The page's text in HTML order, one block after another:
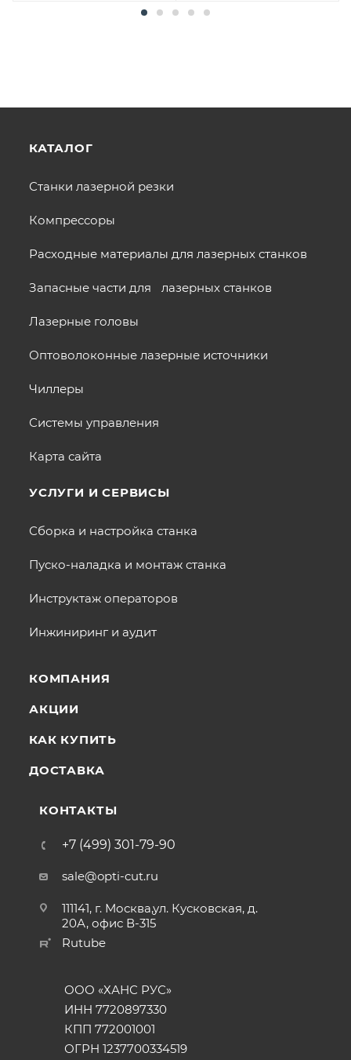
КАТАЛОГ
Станки лазерной резки
Компрессоры
Расходные материалы для лазерных станков
Запасные части для лазерных станков
Лазерные головы
Оптоволоконные лазерные источники
Чиллеры
Системы управления
Карта сайта
УСЛУГИ И СЕРВИСЫ
Сборка и настройка станка
Пуско-наладка и монтаж станка
Инструктаж операторов
Инжиниринг и аудит
КОМПАНИЯ
АКЦИИ
КАК КУПИТЬ
ДОСТАВКА
КОНТАКТЫ
+7 (499) 301-79-90
sale@opti-cut.ru
111141, г. Москва,ул. Кусковская, д.
20А, офис В-315
Rutube
ООО «ХАНС РУС»
ИНН 7720897330
КПП 772001001
ОГРН 1237700334519